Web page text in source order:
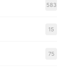
583
15
75